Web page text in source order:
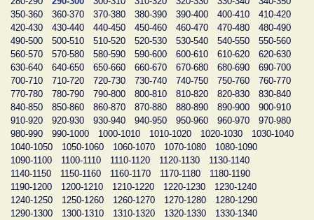
350-360
360-370 370-380 380-390 390-400 400-410
410-420
420-430
430-440 440-450 450-460 460-470 470-480
480-490
490-500
500-510 510-520 520-530 530-540 540-550
550-560
560-570
570-580 580-590 590-600 600-610 610-620
620-630
630-640
640-650 650-660 660-670 670-680 680-690
690-700
700-710
710-720 720-730 730-740 740-750 750-760
760-770
770-780
780-790 790-800 800-810 810-820 820-830
830-840
840-850
850-860 860-870 870-880 880-890 890-900
900-910
910-920
920-930 930-940 940-950 950-960 960-970
970-980
980-990
990-1000 1000-1010 1010-1020 1020-1030
1030-1040
1040-1050
1050-1060 1060-1070 1070-1080
1080-1090
1090-1100
1100-1110 1110-1120 1120-1130
1130-1140
1140-1150
1150-1160 1160-1170 1170-1180
1180-1190
1190-1200
1200-1210 1210-1220 1220-1230
1230-1240
1240-1250
1250-1260 1260-1270 1270-1280
1280-1290
1290-1300
1300-1310 1310-1320 1320-1330
1330-1340